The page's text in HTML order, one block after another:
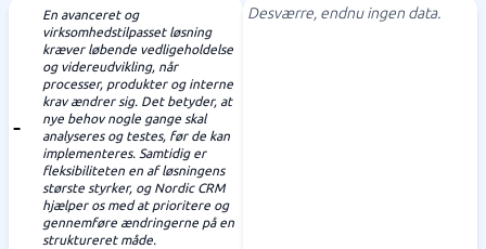
En avanceret og
virksomhedstilpasset løsning
kræver løbende vedligeholdelse
og videreudvikling, når
processer, produkter og interne
krav ændrer sig. Det betyder, at
nye behov nogle gange skal
analyseres og testes, før de kan
implementeres. Samtidig er
fleksibiliteten en af løsningens
største styrker, og Nordic CRM
hjælper os med at prioritere og
gennemføre ændringerne på en
struktureret måde.
Desværre, endnu ingen data.